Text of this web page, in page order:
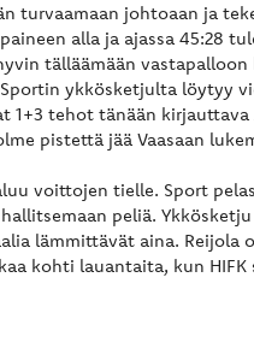
turvaamaan johtoaan ja
alla ja ajassa 45:28
tälläämään
ykkösketjulta löytyy
1+3 tehot tänään
pistettä jää Vaasaan
voittojen tielle. Sport
peliä.
lämmittävät aina. Reijola
kohti lauantaita, kun